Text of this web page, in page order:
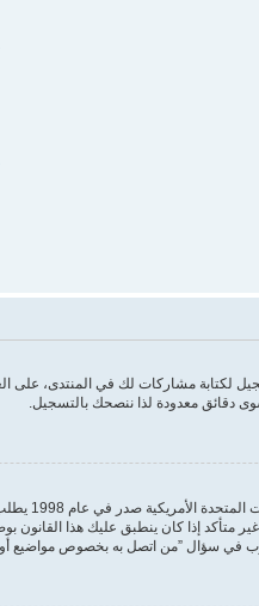
لكتابة مشاركات لك في المنتدى،
دقائق معدودة لذا ننصحك بالتسجيل.
في سؤال ”من اتصل به بخصوص مواضيع أو